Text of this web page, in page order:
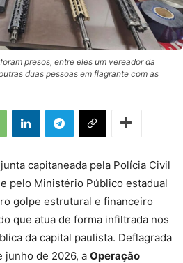
presos, entre eles um vereador da
duas pessoas em flagrante com as
capitaneada pela Polícia Civil
pelo Ministério Público estadual
golpe estrutural e financeiro
que atua de forma infiltrada nos
da capital paulista. Deflagrada
junho de 2026, a Operação